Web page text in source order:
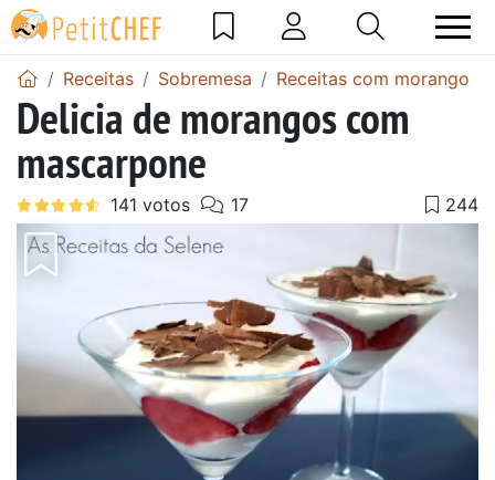
Receitas Sobremesa Receitas com morango
Delicia de morangos com
mascarpone